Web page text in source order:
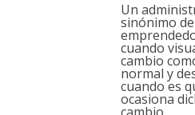
Un
sinónimo de
cuando
cambio
normal y
cuando es
ocasiona